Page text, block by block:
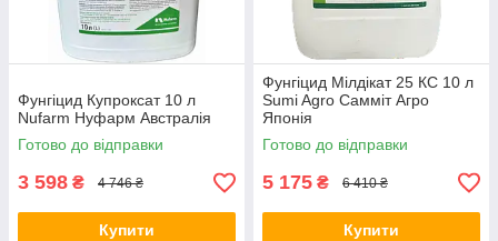
Фунгіцид Купроксат 10 л
Nufarm Нуфарм Австралія
Готово до відправки
3 598 ₴ 4 746 ₴
Купити
Фунгіцид Мілдікат 25 КС 10 л
Sumi Agro Самміт Агро
Японія
Готово до відправки
5 175 ₴ 6 410 ₴
Купити